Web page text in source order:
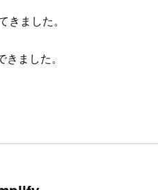
ました。
ました。